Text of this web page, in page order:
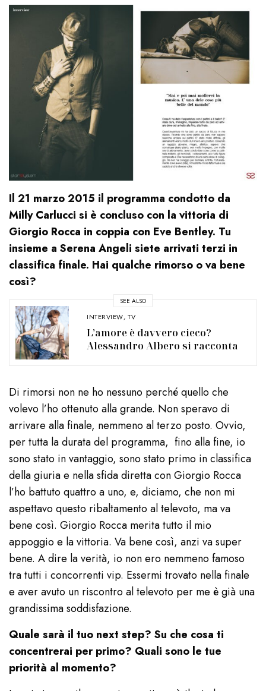
Il 21 marzo 2015 il programma condotto da
Milly Carlucci si è concluso con la vittoria di
Giorgio Rocca in coppia con Eve Bentley. Tu
insieme a Serena Angeli siete arrivati terzi in
classifica finale. Hai qualche rimorso o va bene
così?
SEE ALSO
INTERVIEW,TV
L’amore è davvero cieco?
Alessandro Albero si racconta
Di rimorsi non ne ho nessuno perché quello che
volevo l’ho ottenuto alla grande. Non speravo di
arrivare alla finale, nemmeno al terzo posto. Ovvio,
per tutta la durata del programma, fino alla fine, io
sono stato in vantaggio, sono stato primo in classifica
della giuria e nella sfida diretta con Giorgio Rocca
l’ho battuto quattro a uno, e, diciamo, che non mi
aspettavo questo ribaltamento al televoto, ma va
bene così. Giorgio Rocca merita tutto il mio
appoggio e la vittoria. Va bene così, anzi va super
bene. A dire la verità, io non ero nemmeno famoso
tra tutti i concorrenti vip. Essermi trovato nella finale
e aver avuto un riscontro al televoto per me è già una
grandissima soddisfazione.
Quale sarà il tuo next step? Su che cosa ti
concentrerai per primo? Quali sono le tue
priorità al momento?